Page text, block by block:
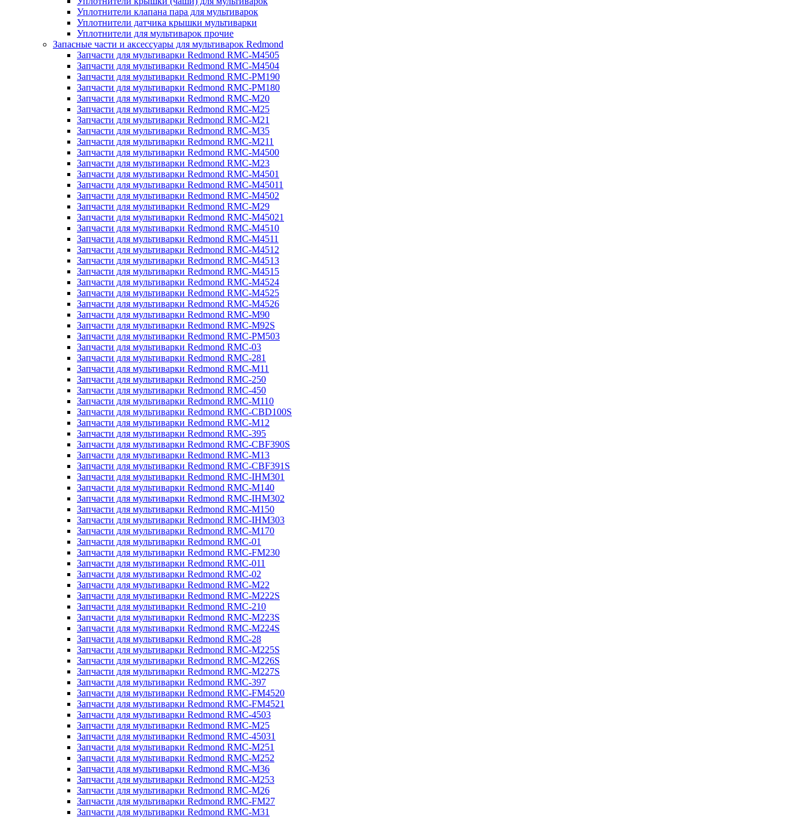
Уплотнители клапана пара для мультиварок
Уплотнители датчика крышки мультиварки
Уплотнители для мультиварок прочие
Запасные части и аксессуары для мультиварок Redmond
Запчасти для мультиварки Redmond RMC-M4505
Запчасти для мультиварки Redmond RMC-M4504
Запчасти для мультиварки Redmond RMC-PM190
Запчасти для мультиварки Redmond RMC-PM180
Запчасти для мультиварки Redmond RMC-M20
Запчасти для мультиварки Redmond RMC-M25
Запчасти для мультиварки Redmond RMC-M21
Запчасти для мультиварки Redmond RMC-M35
Запчасти для мультиварки Redmond RMC-M211
Запчасти для мультиварки Redmond RMC-M4500
Запчасти для мультиварки Redmond RMC-M23
Запчасти для мультиварки Redmond RMC-M4501
Запчасти для мультиварки Redmond RMC-M45011
Запчасти для мультиварки Redmond RMC-M4502
Запчасти для мультиварки Redmond RMC-M29
Запчасти для мультиварки Redmond RMC-M45021
Запчасти для мультиварки Redmond RMC-M4510
Запчасти для мультиварки Redmond RMC-M4511
Запчасти для мультиварки Redmond RMC-M4512
Запчасти для мультиварки Redmond RMC-M4513
Запчасти для мультиварки Redmond RMC-M4515
Запчасти для мультиварки Redmond RMC-M4524
Запчасти для мультиварки Redmond RMC-M4525
Запчасти для мультиварки Redmond RMC-M4526
Запчасти для мультиварки Redmond RMC-M90
Запчасти для мультиварки Redmond RMC-M92S
Запчасти для мультиварки Redmond RMC-PM503
Запчасти для мультиварки Redmond RMC-03
Запчасти для мультиварки Redmond RMC-281
Запчасти для мультиварки Redmond RMC-M11
Запчасти для мультиварки Redmond RMC-250
Запчасти для мультиварки Redmond RMC-450
Запчасти для мультиварки Redmond RMC-M110
Запчасти для мультиварки Redmond RMC-CBD100S
Запчасти для мультиварки Redmond RMC-M12
Запчасти для мультиварки Redmond RMC-395
Запчасти для мультиварки Redmond RMC-CBF390S
Запчасти для мультиварки Redmond RMC-M13
Запчасти для мультиварки Redmond RMC-CBF391S
Запчасти для мультиварки Redmond RMC-IHM301
Запчасти для мультиварки Redmond RMC-M140
Запчасти для мультиварки Redmond RMC-IHM302
Запчасти для мультиварки Redmond RMC-M150
Запчасти для мультиварки Redmond RMC-IHM303
Запчасти для мультиварки Redmond RMC-M170
Запчасти для мультиварки Redmond RMC-01
Запчасти для мультиварки Redmond RMC-FM230
Запчасти для мультиварки Redmond RMC-011
Запчасти для мультиварки Redmond RMC-02
Запчасти для мультиварки Redmond RMC-M22
Запчасти для мультиварки Redmond RMC-M222S
Запчасти для мультиварки Redmond RMC-210
Запчасти для мультиварки Redmond RMC-M223S
Запчасти для мультиварки Redmond RMC-M224S
Запчасти для мультиварки Redmond RMC-28
Запчасти для мультиварки Redmond RMC-M225S
Запчасти для мультиварки Redmond RMC-M226S
Запчасти для мультиварки Redmond RMC-M227S
Запчасти для мультиварки Redmond RMC-397
Запчасти для мультиварки Redmond RMC-FM4520
Запчасти для мультиварки Redmond RMC-FM4521
Запчасти для мультиварки Redmond RMC-4503
Запчасти для мультиварки Redmond RMC-M25
Запчасти для мультиварки Redmond RMC-45031
Запчасти для мультиварки Redmond RMC-M251
Запчасти для мультиварки Redmond RMC-M252
Запчасти для мультиварки Redmond RMC-M36
Запчасти для мультиварки Redmond RMC-M253
Запчасти для мультиварки Redmond RMC-M26
Запчасти для мультиварки Redmond RMC-FM27
Запчасти для мультиварки Redmond RMC-M31